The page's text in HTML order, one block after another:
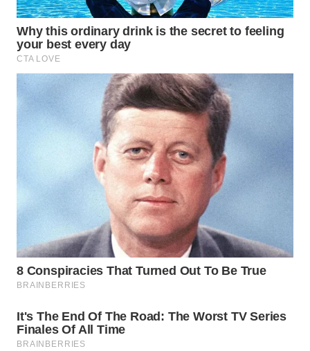
WN
BEKASI
WN
BOGOR
WN
TAPANULI
SAMOSIR
WN
LAWAS